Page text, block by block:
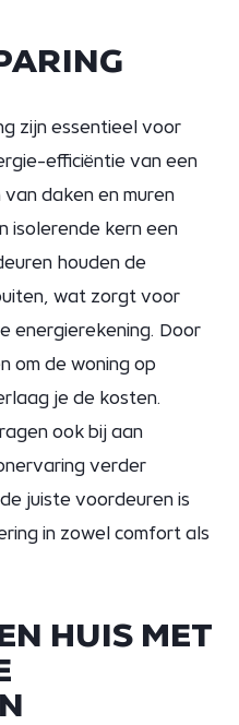
zijn essentieel voor
efficiëntie van een
daken en muren
isolerende kern een
houden de
wat zorgt voor
energierekening. Door
om de woning op
je de kosten.
ook bij aan
verder
juiste voordeuren is
in zowel comfort als
HUIS MET